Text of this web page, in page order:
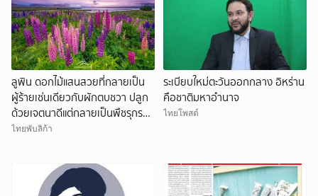
ลูพิน ดอกไม้แสนสวยที่กลายเป็น
ผู้ร้ายเช่นเดียวกับผักตบชวา ปลูก
ด้วยเจตนาดีแต่กลายเป็นพืชรุกราน
ทั่วโลก
ไทยพับลิก้า
ระเบียบใหม่ตะวันออกกลาง อิหร่าน
คือชาติมหาอำนาจ
ไทยโพสต์